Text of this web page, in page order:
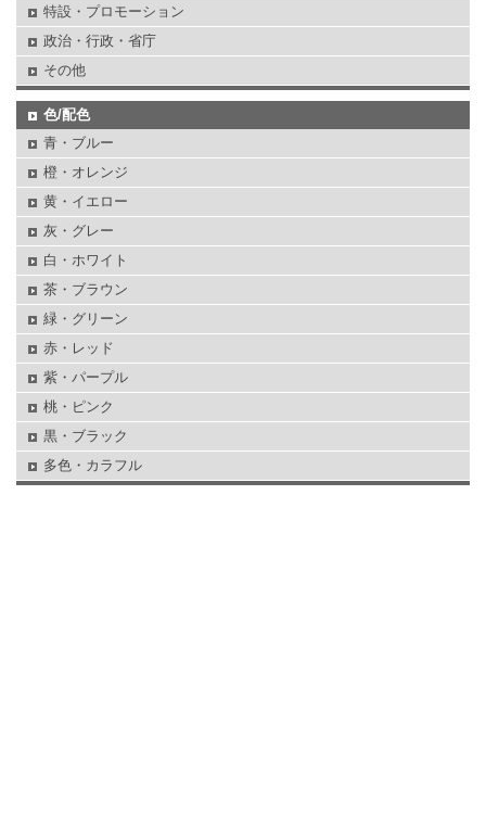
特設・プロモーション
政治・行政・省庁
その他
色/配色
青・ブルー
橙・オレンジ
黄・イエロー
灰・グレー
白・ホワイト
茶・ブラウン
緑・グリーン
赤・レッド
紫・パープル
桃・ピンク
黒・ブラック
多色・カラフル